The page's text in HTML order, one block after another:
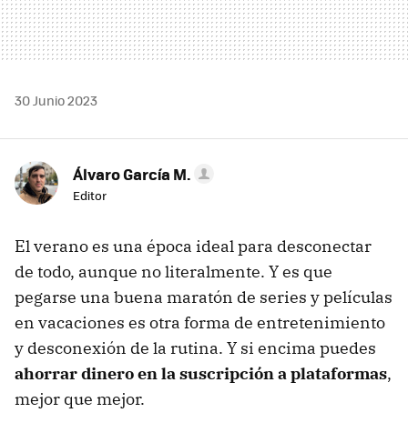
30 Junio 2023
Álvaro García M.
Editor
El verano es una época ideal para desconectar
de todo, aunque no literalmente. Y es que
pegarse una buena maratón de series y películas
en vacaciones es otra forma de entretenimiento
y desconexión de la rutina. Y si encima puedes
ahorrar dinero en la suscripción a plataformas,
mejor que mejor.